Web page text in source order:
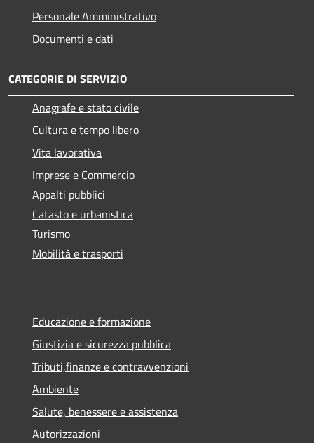
Personale Amministrativo
Documenti e dati
CATEGORIE DI SERVIZIO
Anagrafe e stato civile
Cultura e tempo libero
Vita lavorativa
Imprese e Commercio
Appalti pubblici
Catasto e urbanistica
Turismo
Mobilità e trasporti
Educazione e formazione
Giustizia e sicurezza pubblica
Tributi,finanze e contravvenzioni
Ambiente
Salute, benessere e assistenza
Autorizzazioni